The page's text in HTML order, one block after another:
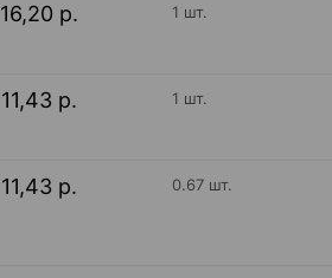
16,20 р. 1 шт.
11,43 р. 1 шт.
11,43 р. 0.67 шт.